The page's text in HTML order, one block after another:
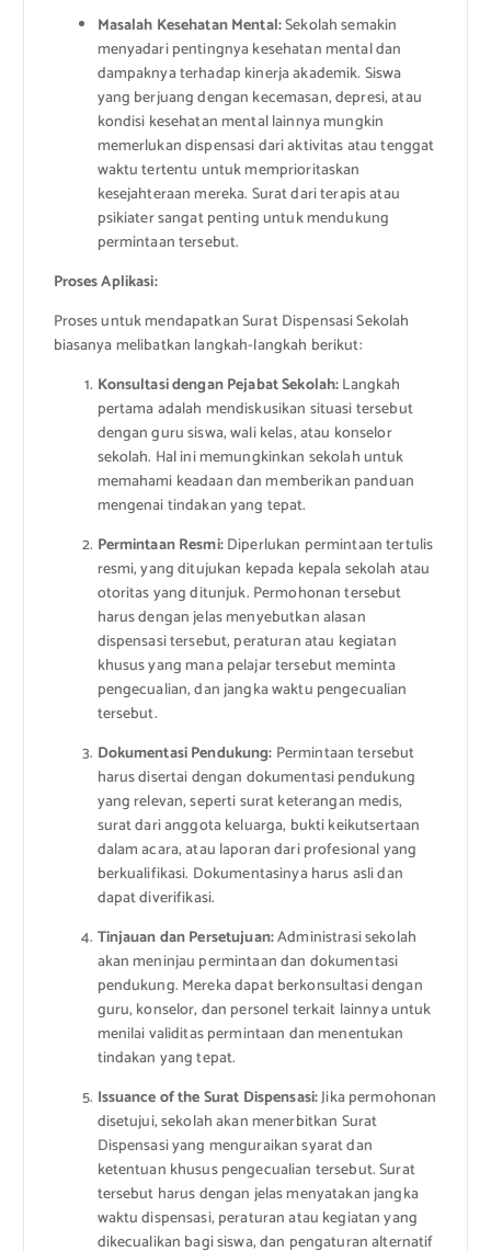
Masalah Kesehatan Mental:Sekolah semakin
menyadari pentingnya kesehatan mental dan
dampaknya terhadap kinerja akademik. Siswa
yang berjuang dengan kecemasan, depresi, atau
kondisi kesehatan mental lainnya mungkin
memerlukan dispensasi dari aktivitas atau tenggat
waktu tertentu untuk memprioritaskan
kesejahteraan mereka. Surat dari terapis atau
psikiater sangat penting untuk mendukung
permintaan tersebut.
Proses Aplikasi:
Proses untuk mendapatkan Surat Dispensasi Sekolah
biasanya melibatkan langkah-langkah berikut:
Konsultasi dengan Pejabat Sekolah:Langkah
pertama adalah mendiskusikan situasi tersebut
dengan guru siswa, wali kelas, atau konselor
sekolah. Hal ini memungkinkan sekolah untuk
memahami keadaan dan memberikan panduan
mengenai tindakan yang tepat.
Permintaan Resmi:Diperlukan permintaan tertulis
resmi, yang ditujukan kepada kepala sekolah atau
otoritas yang ditunjuk. Permohonan tersebut
harus dengan jelas menyebutkan alasan
dispensasi tersebut, peraturan atau kegiatan
khusus yang mana pelajar tersebut meminta
pengecualian, dan jangka waktu pengecualian
tersebut.
Dokumentasi Pendukung: Permintaan tersebut
harus disertai dengan dokumentasi pendukung
yang relevan, seperti surat keterangan medis,
surat dari anggota keluarga, bukti keikutsertaan
dalam acara, atau laporan dari profesional yang
berkualifikasi. Dokumentasinya harus asli dan
dapat diverifikasi.
Tinjauan dan Persetujuan:Administrasi sekolah
akan meninjau permintaan dan dokumentasi
pendukung. Mereka dapat berkonsultasi dengan
guru, konselor, dan personel terkait lainnya untuk
menilai validitas permintaan dan menentukan
tindakan yang tepat.
Issuance of the Surat Dispensasi:Jika permohonan
disetujui, sekolah akan menerbitkan Surat
Dispensasi yang menguraikan syarat dan
ketentuan khusus pengecualian tersebut. Surat
tersebut harus dengan jelas menyatakan jangka
waktu dispensasi, peraturan atau kegiatan yang
dikecualikan bagi siswa, dan pengaturan alternatif